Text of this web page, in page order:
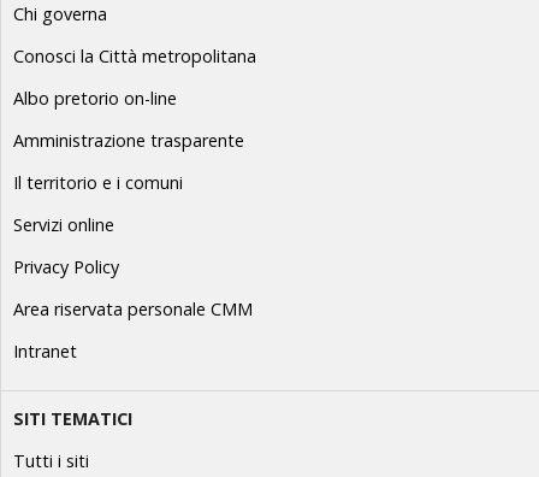
Chi governa
Conosci la Città metropolitana
Albo pretorio on-line
Amministrazione trasparente
Il territorio e i comuni
Servizi online
Privacy Policy
Area riservata personale CMM
Intranet
SITI TEMATICI
Tutti i siti